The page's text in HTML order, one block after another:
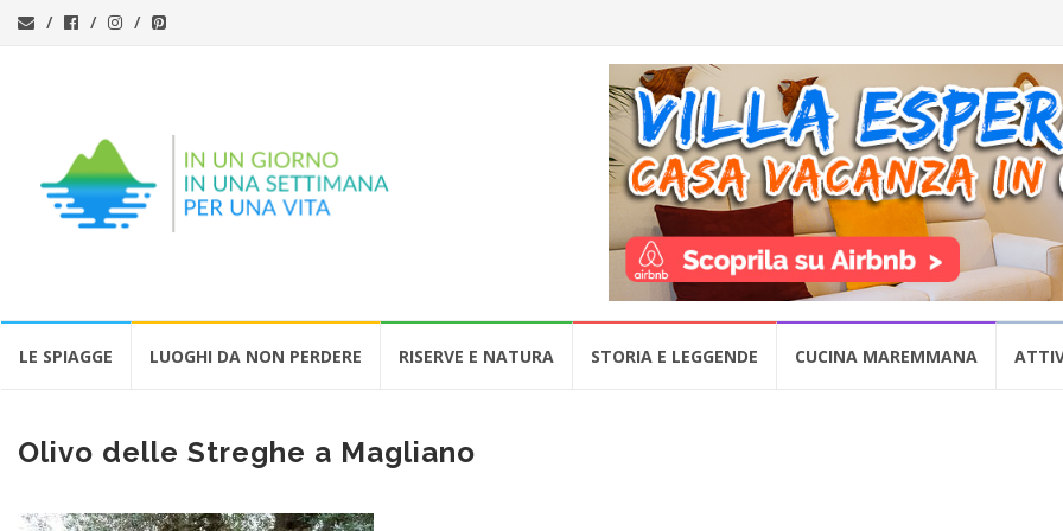
LE SPIAGGE LUOGHI DA NON PERDERE RISERVE E NATURA STORIA E LEGGENDE CUCINA MAREMMANA
Olivo delle Streghe a Magliano